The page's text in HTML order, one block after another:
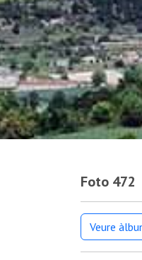
Foto 472
Veure